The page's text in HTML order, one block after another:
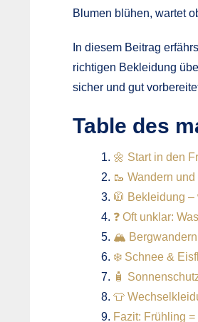
Blumen blühen, wartet
In diesem Beitrag
richtigen Bekleidung
sicher und gut
Table des
🌼 Start in den
🥾 Wandern
🧥 Bekleidung –
❓ Oft unklar:
🏔 Bergwandern
❄️ Schnee &
🧴
👕
Fazit: Frühling